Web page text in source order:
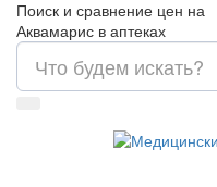
Поиск и сравнение цен на
Аквамарис в аптеках